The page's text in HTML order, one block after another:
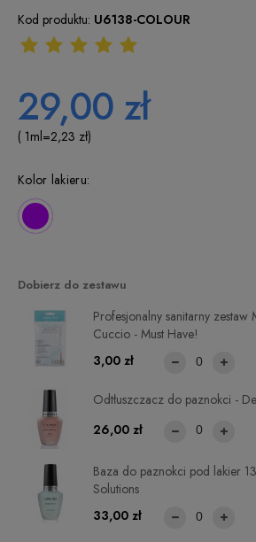
Kod produktu: U6138-COLOUR
29,00 zł
( 1ml=2,23 zł)
Kolor lakieru:
Dobierz do zestawu
Baza do paznokci pod lakier
Solutions
33,00 zł
Odtłuszczacz do paznokci -
26,00 zł
Profesjonalny sanitarny
Cuccio - Must Have!
3,00 zł